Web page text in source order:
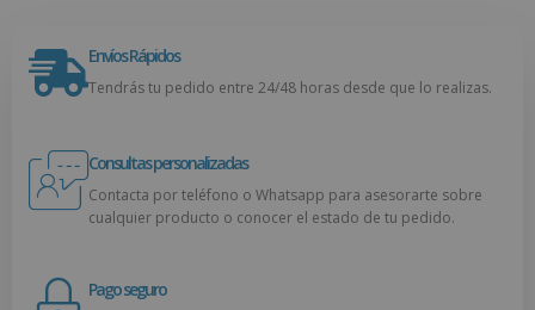
Envíos Rápidos
Tendrás tu pedido entre 24/48 horas desde que lo realizas.
Consultas personalizadas
Contacta por teléfono o Whatsapp para asesorarte sobre
cualquier producto o conocer el estado de tu pedido.
Pago seguro